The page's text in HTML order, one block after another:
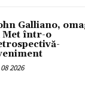
Galliano,
Met într-o
2026